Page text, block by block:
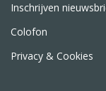
Inschrijven
Colofon
Privacy & Cookies